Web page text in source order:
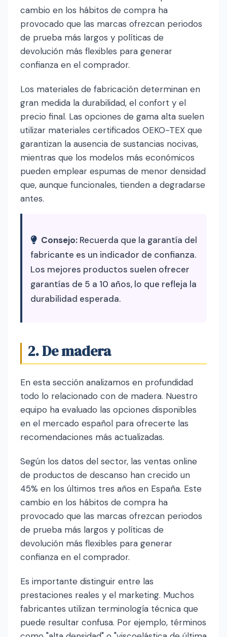
cambio en los hábitos de compra ha
provocado que las marcas ofrezcan periodos
de prueba más largos y políticas de
devolución más flexibles para generar
confianza en el comprador.
Los materiales de fabricación determinan en
gran medida la durabilidad, el confort y el
precio final. Las opciones de gama alta suelen
utilizar materiales certificados OEKO-TEX que
garantizan la ausencia de sustancias nocivas,
mientras que los modelos más económicos
pueden emplear espumas de menor densidad
que, aunque funcionales, tienden a degradarse
antes.
Consejo: Recuerda que la garantía del
fabricante es un indicador de confianza.
Los mejores productos suelen ofrecer
garantías de 5 a 10 años, lo que refleja la
durabilidad esperada.
2. De madera
En esta sección analizamos en profundidad
todo lo relacionado con de madera. Nuestro
equipo ha evaluado las opciones disponibles
en el mercado español para ofrecerte las
recomendaciones más actualizadas.
Según los datos del sector, las ventas online
de productos de descanso han crecido un
45% en los últimos tres años en España. Este
cambio en los hábitos de compra ha
provocado que las marcas ofrezcan periodos
de prueba más largos y políticas de
devolución más flexibles para generar
confianza en el comprador.
Es importante distinguir entre las
prestaciones reales y el marketing. Muchos
fabricantes utilizan terminología técnica que
puede resultar confusa. Por ejemplo, términos